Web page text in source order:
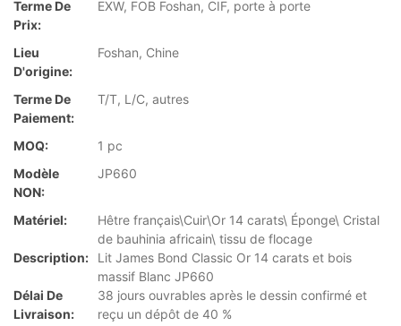
Terme De
Prix:
EXW, FOB Foshan, CIF, porte à porte
Lieu
D'origine:
Foshan, Chine
Terme De
Paiement:
T/T, L/C, autres
MOQ:
1 pc
Modèle
NON:
JP660
Matériel:
Hêtre français\Cuir\Or 14 carats\ Éponge\ Cristal
de bauhinia africain\ tissu de flocage
Description:
Lit James Bond Classic Or 14 carats et bois
massif Blanc JP660
Délai De
Livraison:
38 jours ouvrables après le dessin confirmé et
reçu un dépôt de 40 %